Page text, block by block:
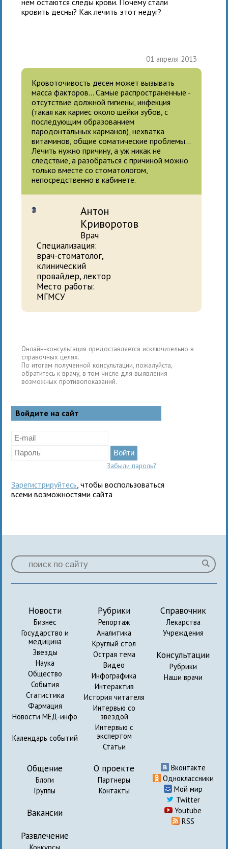
кровить десны? Как лечить этот недуг?
01 апреля 2013
Кровоточивость десен может вызывать
масса факторов... Самые распространенные -
отсутствие должной гигиены, инфекция
(такая как кариес около шейки зубов, с
последующим образованием
пародонтальных карманов), нехватка
витаминов, общие соматические проблемы...
Лечить нужно причину, а уж никак не
следствие, а разобраться с причиной можно
только вместе со стоматологом,
непосредственно в кабинете.
Антон
Криворотов
Врач
Специализация:
врач-стоматолог,
клинический
провайдер, лектор
Место работы:
МГМСУ
Онлайн-консультация предоставляется исключительно в
справочных целях.
По итогам полученной консультации, пожалуйста,
обратитесь к врачу, в том числе для выявления
возможных противопоказаний.
Войдите на сайт
Забыли пароль?
Зарегистрируйтесь , чтобы воспользоваться
всеми возможностями сайта
Новости
Бизнес
Государство и
медицина
Звезды
Наука
Общество
События
Статистика
Фармация
Новости МЕД-инфо
Календарь событий
Рубрики
Репортаж
Аналитика
Круглый стол
Острая тема
Видео
Инфографика
Интерактив
История читателя
Интервью со
звездой
Интервью с
экспертом
Статьи
Справочник
Лекарства
Учреждения
Консультации
Рубрики
Наши врачи
Общение
Блоги
Группы
Вакансии
Развлечение
Конкурсы
О проекте
Партнеры
Контакты
Вконтакте
Одноклассники
Мой мир
Twitter
Youtube
RSS